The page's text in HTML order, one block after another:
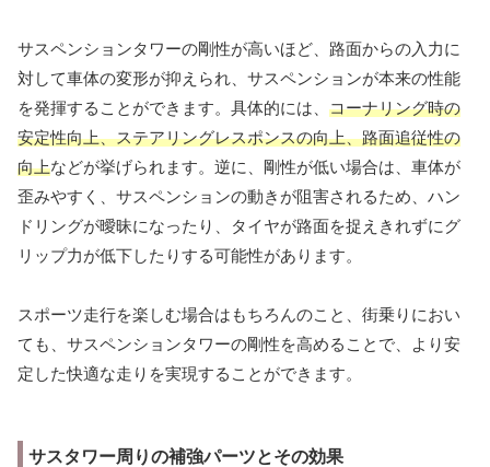
サスペンションタワーの剛性が高いほど、路面からの入力に
対して車体の変形が抑えられ、サスペンションが本来の性能
を発揮することができます。具体的には、 コーナリング時の
安定性向上、ステアリングレスポンスの向上、路面追従性の
向上などが挙げられます。逆に、剛性が低い場合は、車体が
歪みやすく、サスペンションの動きが阻害されるため、ハン
ドリングが曖昧になったり、タイヤが路面を捉えきれずにグ
リップ力が低下したりする可能性があります。
スポーツ走行を楽しむ場合はもちろんのこと、街乗りにおい
ても、サスペンションタワーの剛性を高めることで、より安
定した快適な走りを実現することができます。
サスタワー周りの補強パーツとその効果